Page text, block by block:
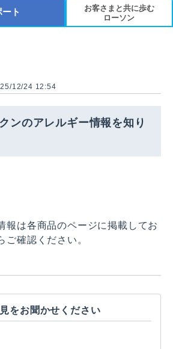
ト
お客さまと共に歩む
ローソン
12/24 12:54
ンのアレルギー情報を知り
報は各商品のページに掲載してお
ご確認ください。
をお聞かせください